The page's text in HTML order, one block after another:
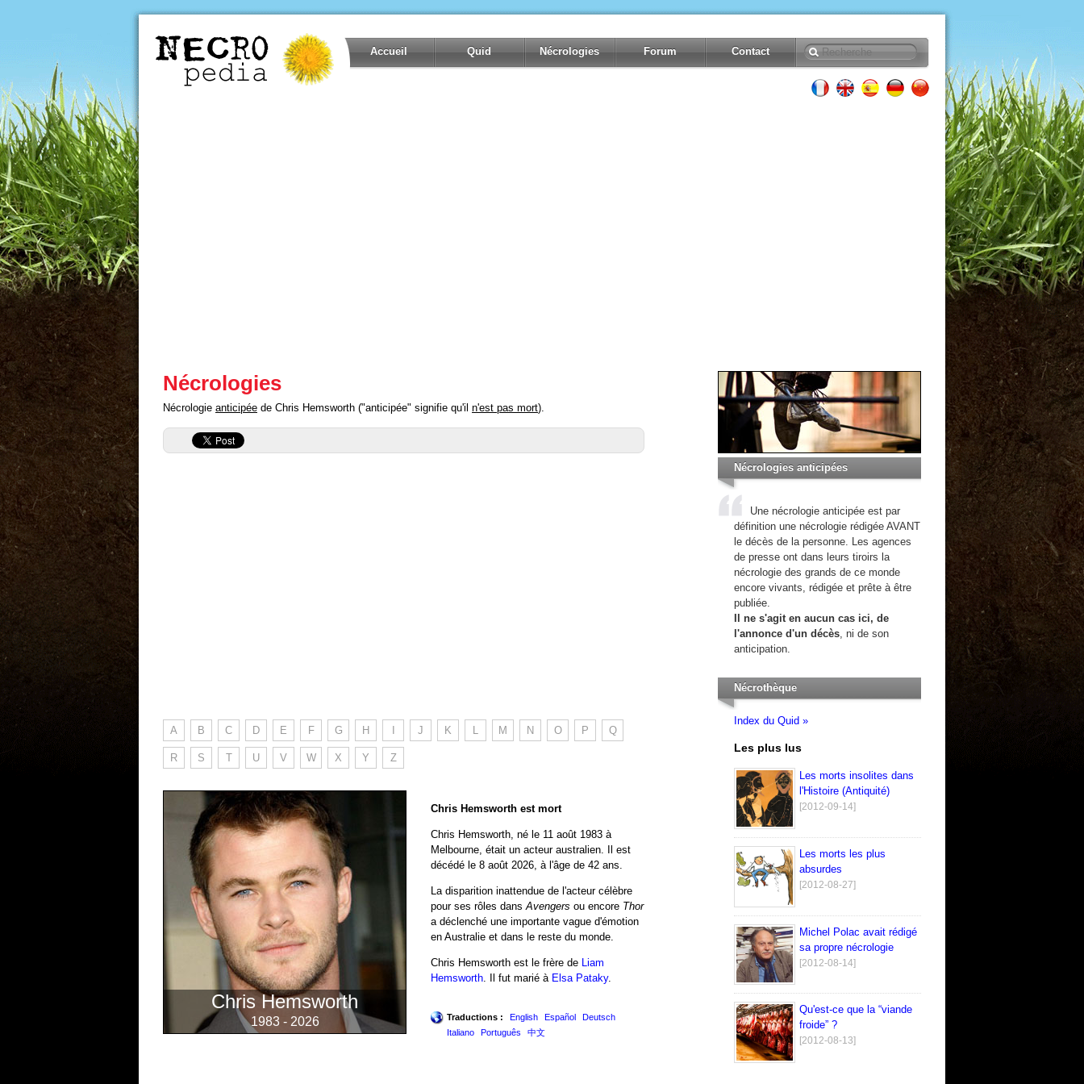
Accueil Quid Nécrologies Forum Contact
Nécrologies
Nécrologie anticipée de Chris Hemsworth ("anticipée" signifie qu'il n'est pas mort).
A B C D E F G H J K L M N O P Q
R S T U V W X Y Z
Chris Hemsworth
1983 - 2026
Chris Hemsworth est mort
Chris Hemsworth, né le 11 août 1983 à
Melbourne, était un acteur australien. Il est
décédé le 8 août 2026, à l'âge de 42 ans.
La disparition inattendue de l'acteur célèbre
pour ses rôles dans Avengers ou encore Thor
a déclenché une importante vague d'émotion
en Australie et dans le reste du monde.
Chris Hemsworth est le frère de
Liam
Hemsworth . Il fut marié à Elsa Pataky.
Traductions : English Español
Deutsch
Italiano
Português 中文
Nécrologies anticipées
Une nécrologie anticipée est par
définition une nécrologie rédigée AVANT
le décès de la personne. Les agences
de presse ont dans leurs tiroirs la
nécrologie des grands de ce monde
encore vivants, rédigée et prête à être
publiée.
Il ne s'agit en aucun cas ici, de
l'annonce d'un décès, ni de son
anticipation.
Nécrothèque
Index du Quid »
Les plus lus
Les morts insolites dans
l'Histoire (Antiquité)
[2012-09-14]
Les morts les plus
absurdes
[2012-08-27]
Michel Polac avait rédigé
sa propre nécrologie
[2012-08-14]
Qu'est-ce que la “viande
froide” ?
[2012-08-13]